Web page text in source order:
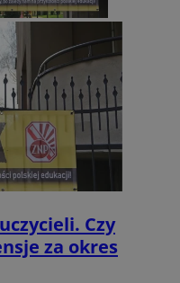
Czy
za okres